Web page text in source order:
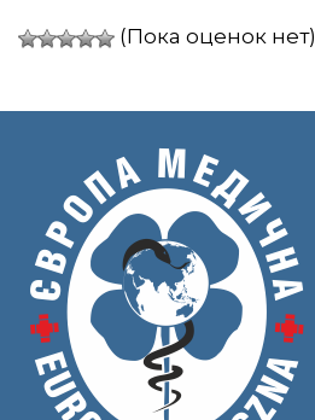
(Пока оценок нет)